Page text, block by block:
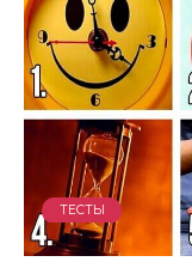
ТЕСТЫ